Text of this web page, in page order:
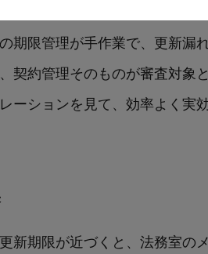
ず、検索性に課題。さらに契
限管理が手作業で、更新漏
契約管理そのものが審査対
ーションを見て、効率よく実
新期限が近づくと、法務室の